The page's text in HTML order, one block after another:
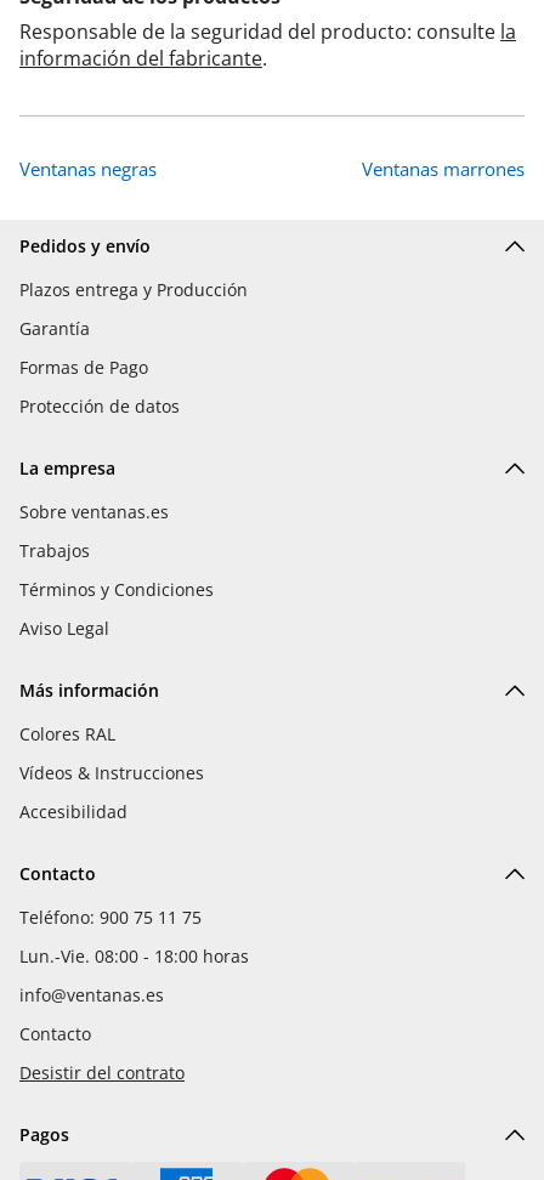
Responsable de la seguridad del producto: consulte la
información del fabricante.
Ventanas negras Ventanas marrones
Pedidos y envío
Plazos entrega y Producción
Garantía
Formas de Pago
Protección de datos
La empresa
Sobre ventanas.es
Trabajos
Términos y Condiciones
Aviso Legal
Más información
Colores RAL
Vídeos & Instrucciones
Accesibilidad
Contacto
Teléfono: 900 75 11 75
Lun.-Vie. 08:00 - 18:00 horas
info@ventanas.es
Contacto
Desistir del contrato
Pagos